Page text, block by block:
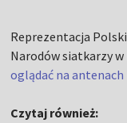
Reprezentacja
Narodów siatkarzy
oglądać na
Czytaj również: